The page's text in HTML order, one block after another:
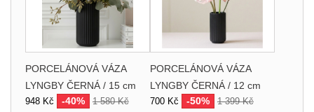
PORCELÁNOVÁ VÁZA
LYNGBY ČERNÁ / 15 cm
948 Kč -40% 1 580 Kč
PORCELÁNOVÁ VÁZA
LYNGBY ČERNÁ / 12 cm
700 Kč -50% 1 399 Kč